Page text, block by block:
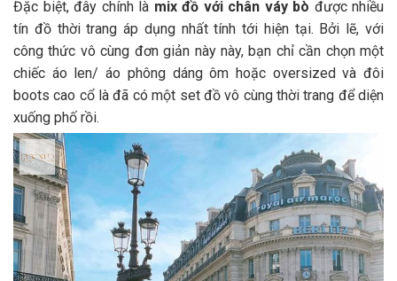
Đặc biệt, đây chính là mix đồ với chân váy bò được nhiều
tín đồ thời trang áp dụng nhất tính tới hiện tại. Bởi lẽ, với
công thức vô cùng đơn giản này này, bạn chỉ cần chọn một
chiếc áo len/ áo phông dáng ôm hoặc oversized và đôi
boots cao cổ là đã có một set đồ vô cùng thời trang để diện
xuống phố rồi.